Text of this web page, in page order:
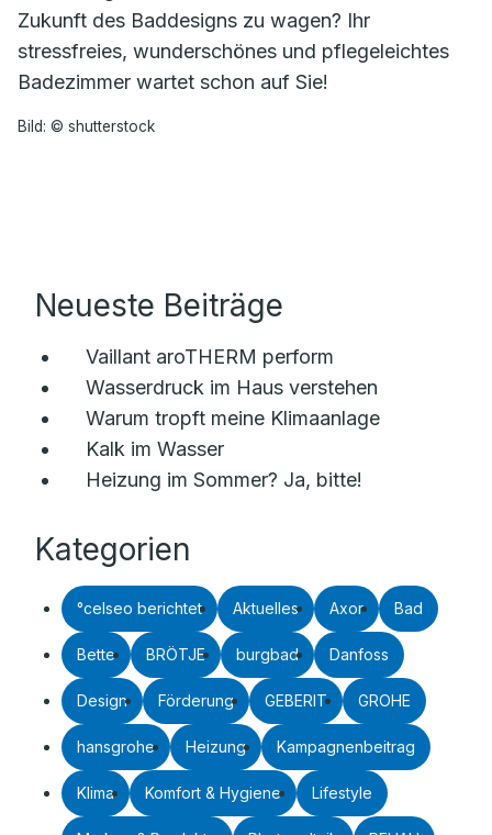
Zukunft des Baddesigns zu wagen? Ihr
stressfreies, wunderschönes und pflegeleichtes
Badezimmer wartet schon auf Sie!
Bild: © shutterstock
Neueste Beiträge
Vaillant aroTHERM perform
Wasserdruck im Haus verstehen
Warum tropft meine Klimaanlage
Kalk im Wasser
Heizung im Sommer? Ja, bitte!
Kategorien
°celseo berichtet Aktuelles Axor Bad
Bette BRÖTJE burgbad Danfoss
Design Förderung GEBERIT GROHE
hansgrohe Heizung Kampagnenbeitrag
Klima Komfort & Hygiene Lifestyle